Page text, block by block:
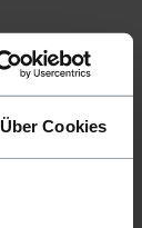
Über Cookies